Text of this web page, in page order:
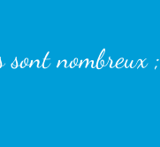
nombreux ;